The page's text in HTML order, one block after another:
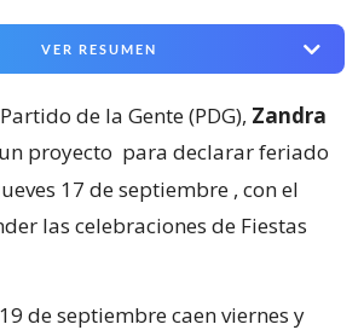
VER RESUMEN
de la Gente (PDG), Zandra
proyecto para declarar feriado
17 de septiembre , con el
las celebraciones de Fiestas
de septiembre caen viernes y